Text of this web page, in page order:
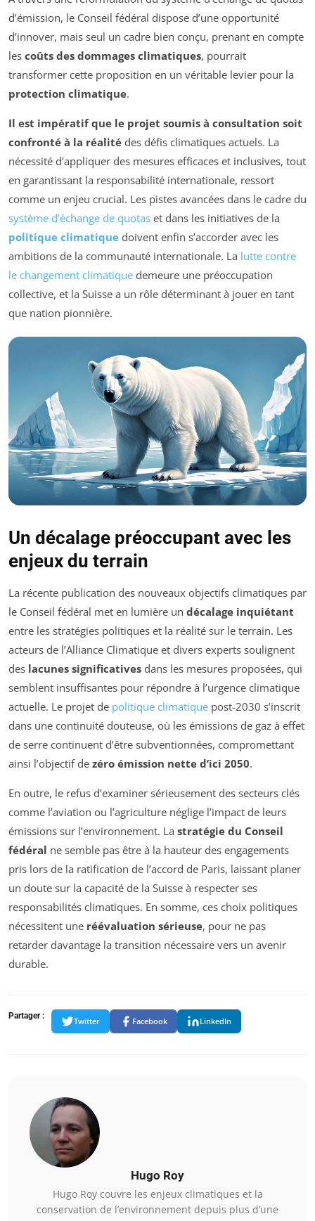
d’émission, le Conseil fédéral dispose d’une opportunité
d’innover, mais seul un cadre bien conçu, prenant en compte
les coûts des dommages climatiques, pourrait
transformer cette proposition en un véritable levier pour la
protection climatique.
Il est impératif que le projet soumis à consultation soit
confronté à la réalité des défis climatiques actuels. La
nécessité d’appliquer des mesures efficaces et inclusives, tout
en garantissant la responsabilité internationale, ressort
comme un enjeu crucial. Les pistes avancées dans le cadre du
système d’échange de quotas et dans les initiatives de la
politique climatique doivent enfin s’accorder avec les
ambitions de la communauté internationale. La lutte contre
le changement climatique demeure une préoccupation
collective, et la Suisse a un rôle déterminant à jouer en tant
que nation pionnière.
Un décalage préoccupant avec les
enjeux du terrain
La récente publication des nouveaux objectifs climatiques par
le Conseil fédéral met en lumière un décalage inquiétant
entre les stratégies politiques et la réalité sur le terrain. Les
acteurs de l’Alliance Climatique et divers experts soulignent
des lacunes significatives dans les mesures proposées, qui
semblent insuffisantes pour répondre à l’urgence climatique
actuelle. Le projet de politique climatique post-2030 s’inscrit
dans une continuité douteuse, où les émissions de gaz à effet
de serre continuent d’être subventionnées, compromettant
ainsi l’objectif de zéro émission nette d’ici 2050.
En outre, le refus d’examiner sérieusement des secteurs clés
comme l’aviation ou l’agriculture néglige l’impact de leurs
émissions sur l’environnement. La stratégie du Conseil
fédéral ne semble pas être à la hauteur des engagements
pris lors de la ratification de l’accord de Paris, laissant planer
un doute sur la capacité de la Suisse à respecter ses
responsabilités climatiques. En somme, ces choix politiques
nécessitent une réévaluation sérieuse, pour ne pas
retarder davantage la transition nécessaire vers un avenir
durable.
Partager :
Twitter Facebook LinkedIn
Hugo Roy
Hugo Roy couvre les enjeux climatiques et la
conservation de l’environnement depuis plus d’une